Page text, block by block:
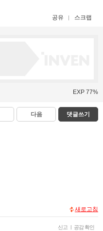
공유 스크랩
EXP 77%
다음 댓글쓰기
새로고침
신고 | 공감 확인